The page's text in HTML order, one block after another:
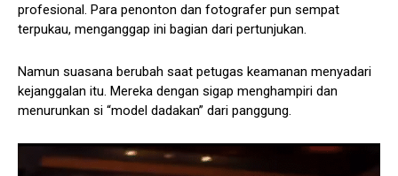
profesional. Para penonton dan fotografer pun sempat
terpukau, menganggap ini bagian dari pertunjukan.
Namun suasana berubah saat petugas keamanan menyadari
kejanggalan itu. Mereka dengan sigap menghampiri dan
menurunkan si “model dadakan” dari panggung.